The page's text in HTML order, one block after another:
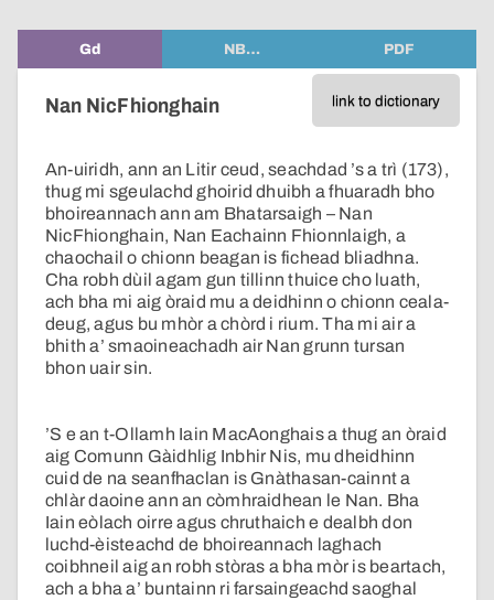
Gd NB… PDF
link to dictionary
Nan NicFhionghain
An-uiridh, ann an Litir ceud, seachdad ’s a trì (173),
thug mi sgeulachd ghoirid dhuibh a fhuaradh bho
bhoireannach ann am Bhatarsaigh – Nan
NicFhionghain, Nan Eachainn Fhionnlaigh, a
chaochail o chionn beagan is fichead bliadhna.
Cha robh dùil agam gun tillinn thuice cho luath,
ach bha mi aig òraid mu a deidhinn o chionn ceala-
deug, agus bu mhòr a chòrd i rium. Tha mi air a
bhith a’ smaoineachadh air Nan grunn tursan
bhon uair sin.
’S e an t-Ollamh Iain MacAonghais a thug an òraid
aig Comunn Gàidhlig Inbhir Nis, mu dheidhinn
cuid de na seanfhaclan is Gnàthasan-cainnt a
chlàr daoine ann an còmhraidhean le Nan. Bha
Iain eòlach oirre agus chruthaich e dealbh don
luchd-èisteachd de bhoireannach laghach
coibhneil aig an robh stòras a bha mòr is beartach,
ach a bha a’ buntainn ri farsaingeachd saoghal